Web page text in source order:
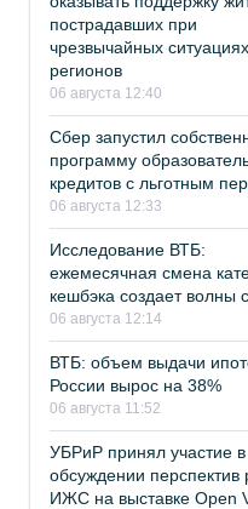
пострадавших при
чрезвычайных ситуациях
регионов
06 августа 12:40
Сбер запустил
программу
кредитов с льготным
06 августа 12:33
Исследование ВТБ:
ежемесячная смена
кешбэка создает волны
06 августа 12:14
ВТБ: объем выдачи
России вырос на 38%
06 августа 11:52
УБРиР принял участие в
обсуждении перспектив
ИЖС на выставке Open